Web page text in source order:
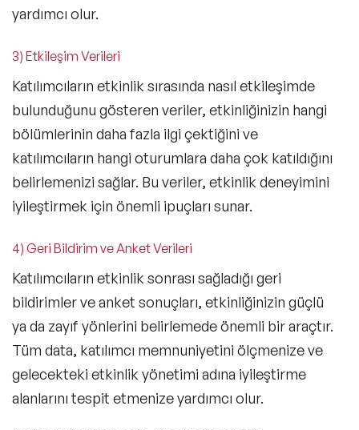
yardımcı olur.
3) Etkileşim Verileri
Katılımcıların etkinlik sırasında nasıl etkileşimde
bulunduğunu gösteren veriler, etkinliğinizin hangi
bölümlerinin daha fazla ilgi çektiğini ve
katılımcıların hangi oturumlara daha çok katıldığını
belirlemenizi sağlar. Bu veriler, etkinlik deneyimini
iyileştirmek için önemli ipuçları sunar.
4) Geri Bildirim ve Anket Verileri
Katılımcıların etkinlik sonrası sağladığı geri
bildirimler ve anket sonuçları, etkinliğinizin güçlü
ya da zayıf yönlerini belirlemede önemli bir araçtır.
Tüm data, katılımcı memnuniyetini ölçmenize ve
gelecekteki etkinlik yönetimi adına iyileştirme
alanlarını tespit etmenize yardımcı olur.